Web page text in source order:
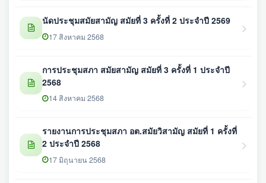
นัดประชุมสมัยสามัญ สมัยที่ 3 ครั้งที่ 2 ประจำปี 2569
17 สิงหาคม 2568
การประชุมสภา สมัยสามัญ สมัยที่ 3 ครั้งที่ 1 ประจำปี
2568
14 สิงหาคม 2568
รายงานการประชุมสภา อต.สมัยวิสามัญ สมัยที่ 1 ครั้งที่
2 ประจำปี 2568
17 มิถุนายน 2568